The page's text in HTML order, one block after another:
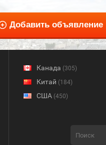
Канада (305)
Китай (184)
США (450)